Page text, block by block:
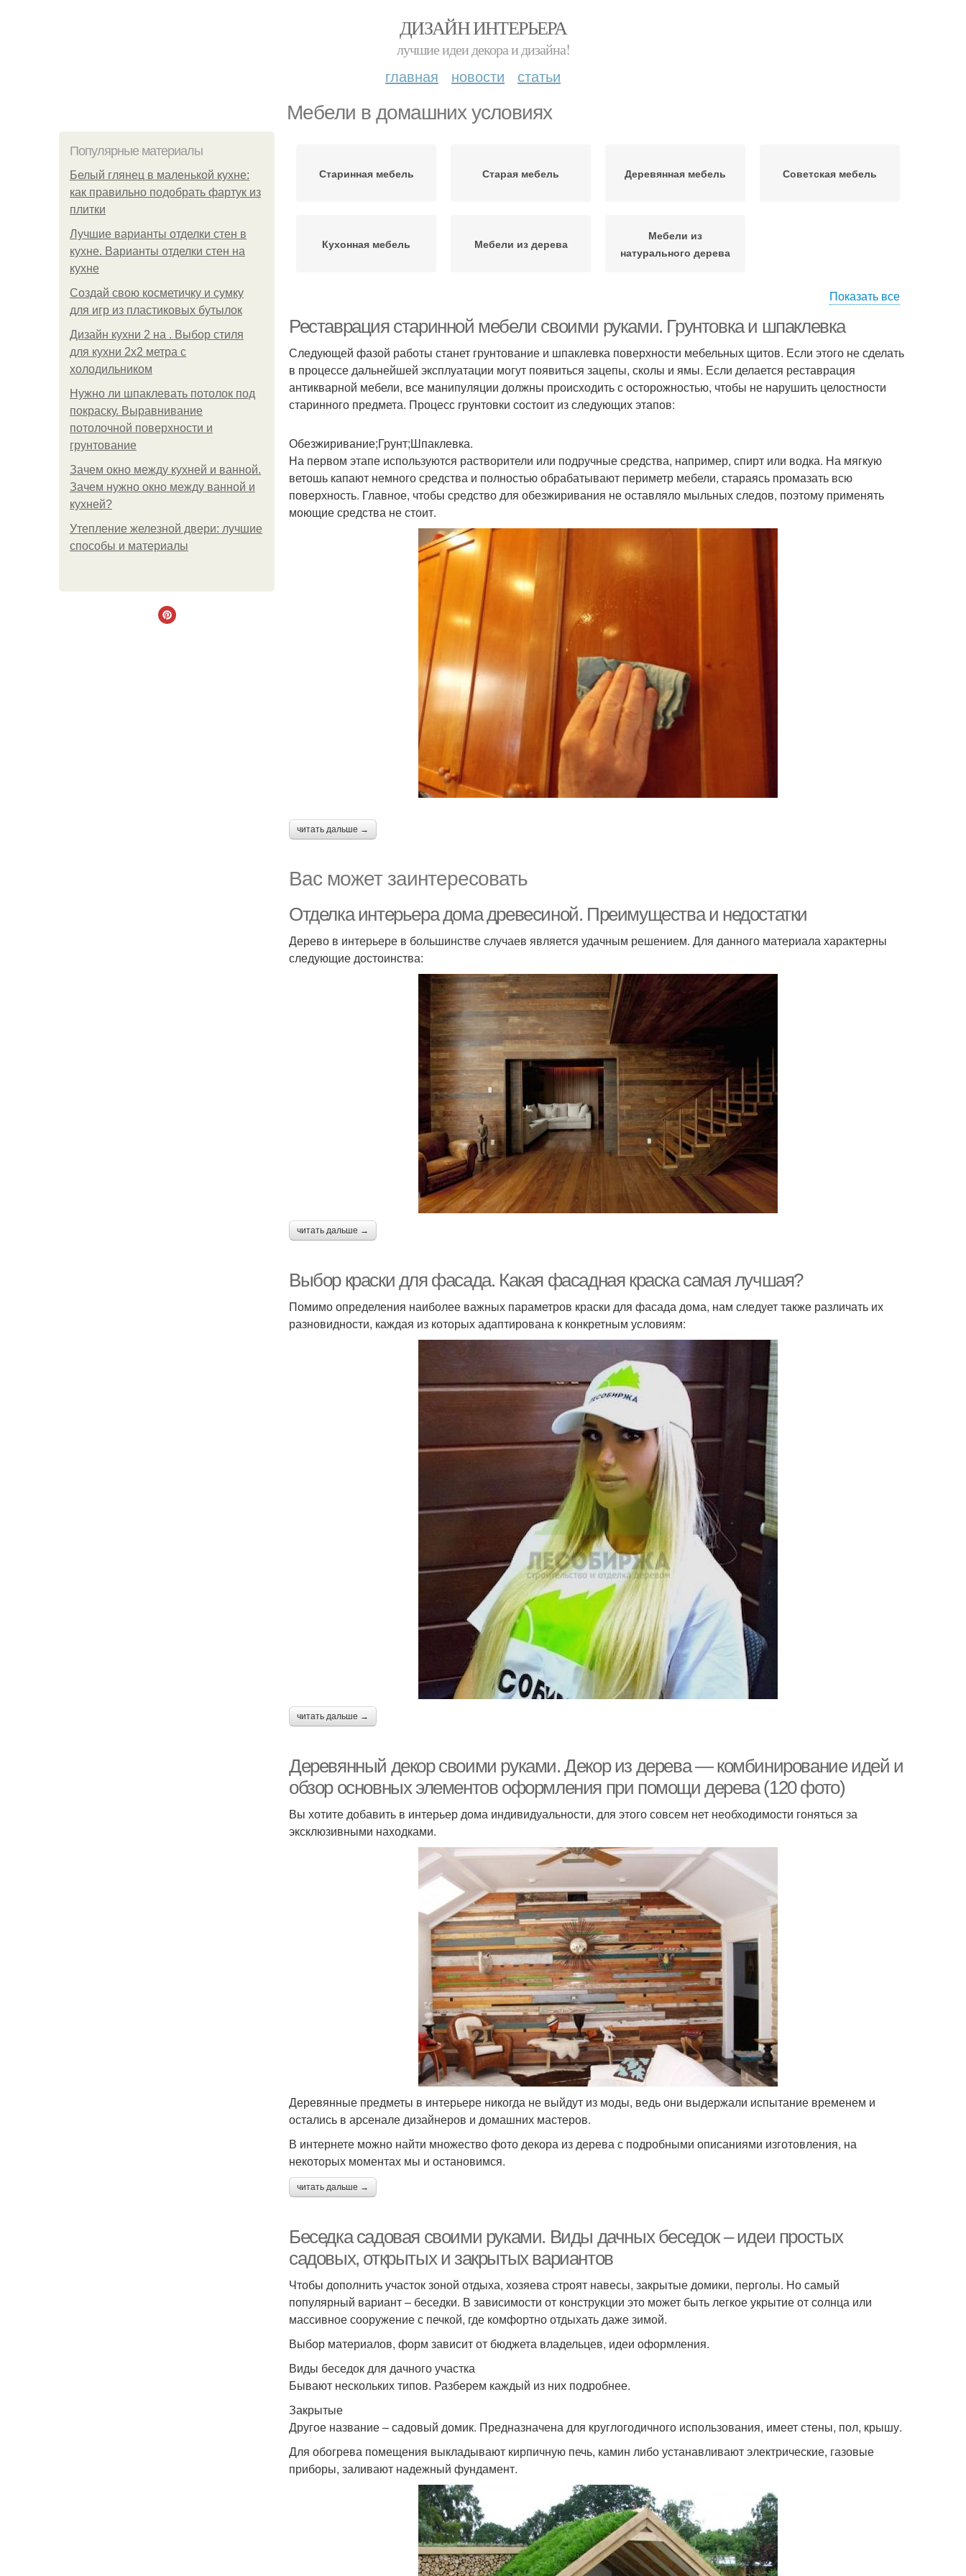
ДИЗАЙН ИНТЕРЬЕРА
лучшие идеи декора и дизайна!
главная новости статьи
Мебели в домашних условиях
Популярные материалы
Белый глянец в маленькой кухне:
как правильно подобрать фартук из
плитки
Лучшие варианты отделки стен в
кухне. Варианты отделки стен на
кухне
Создай свою косметичку и сумку
для игр из пластиковых бутылок
Дизайн кухни 2 на . Выбор стиля
для кухни 2х2 метра с
холодильником
Нужно ли шпаклевать потолок под
покраску. Выравнивание
потолочной поверхности и
грунтование
Зачем окно между кухней и ванной.
Зачем нужно окно между ванной и
кухней?
Утепление железной двери: лучшие
способы и материалы
Старинная мебель Старая мебель Деревянная мебель Советская мебель
Кухонная мебель Мебели из дерева
Мебели из
натурального дерева
Показать все
Реставрация старинной мебели своими руками. Грунтовка и шпаклевка
Следующей фазой работы станет грунтование и шпаклевка поверхности мебельных щитов. Если этого не сделать
в процессе дальнейшей эксплуатации могут появиться зацепы, сколы и ямы. Если делается реставрация
антикварной мебели, все манипуляции должны происходить с осторожностью, чтобы не нарушить целостности
старинного предмета. Процесс грунтовки состоит из следующих этапов:
Обезжиривание;Грунт;Шпаклевка.
На первом этапе используются растворители или подручные средства, например, спирт или водка. На мягкую
ветошь капают немного средства и полностью обрабатывают периметр мебели, стараясь промазать всю
поверхность. Главное, чтобы средство для обезжиривания не оставляло мыльных следов, поэтому применять
моющие средства не стоит.
читать дальше →
Вас может заинтересовать
Отделка интерьера дома древесиной. Преимущества и недостатки
Дерево в интерьере в большинстве случаев является удачным решением. Для данного материала характерны
следующие достоинства:
читать дальше →
Выбор краски для фасада. Какая фасадная краска самая лучшая?
Помимо определения наиболее важных параметров краски для фасада дома, нам следует также различать их
разновидности, каждая из которых адаптирована к конкретным условиям:
читать дальше →
Деревянный декор своими руками. Декор из дерева — комбинирование идей и
обзор основных элементов оформления при помощи дерева (120 фото)
Вы хотите добавить в интерьер дома индивидуальности, для этого совсем нет необходимости гоняться за
эксклюзивными находками.
Деревянные предметы в интерьере никогда не выйдут из моды, ведь они выдержали испытание временем и
остались в арсенале дизайнеров и домашних мастеров.
В интернете можно найти множество фото декора из дерева с подробными описаниями изготовления, на
некоторых моментах мы и остановимся.
читать дальше →
Беседка садовая своими руками. Виды дачных беседок – идеи простых
садовых, открытых и закрытых вариантов
Чтобы дополнить участок зоной отдыха, хозяева строят навесы, закрытые домики, перголы. Но самый
популярный вариант ‒ беседки. В зависимости от конструкции это может быть легкое укрытие от солнца или
массивное сооружение с печкой, где комфортно отдыхать даже зимой.
Выбор материалов, форм зависит от бюджета владельцев, идеи оформления.
Виды беседок для дачного участка
Бывают нескольких типов. Разберем каждый из них подробнее.
Закрытые
Другое название ‒ садовый домик. Предназначена для круглогодичного использования, имеет стены, пол, крышу.
Для обогрева помещения выкладывают кирпичную печь, камин либо устанавливают электрические, газовые
приборы, заливают надежный фундамент.